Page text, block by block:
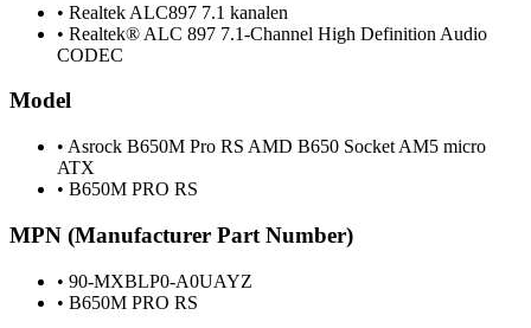
• Realtek ALC897 7.1 kanalen
• Realtek® ALC 897 7.1-Channel High Definition Audio
CODEC
Model
• Asrock B650M Pro RS AMD B650 Socket AM5 micro
ATX
• B650M PRO RS
MPN (Manufacturer Part Number)
• 90-MXBLP0-A0UAYZ
• B650M PRO RS